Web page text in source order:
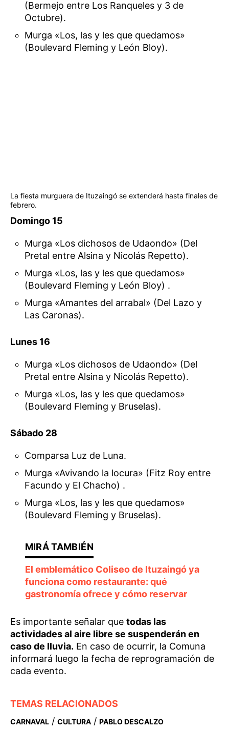
(Bermejo entre Los Ranqueles y 3 de
Octubre).
Murga «Los, las y les que quedamos»
(Boulevard Fleming y León Bloy).
La fiesta murguera de Ituzaingó se extenderá hasta finales de
febrero.
Domingo 15
Murga «Los dichosos de Udaondo» (Del
Pretal entre Alsina y Nicolás Repetto).
Murga «Los, las y les que quedamos»
(Boulevard Fleming y León Bloy) .
Murga «Amantes del arrabal» (Del Lazo y
Las Caronas).
Lunes 16
Murga «Los dichosos de Udaondo» (Del
Pretal entre Alsina y Nicolás Repetto).
Murga «Los, las y les que quedamos»
(Boulevard Fleming y Bruselas).
Sábado 28
Comparsa Luz de Luna.
Murga «Avivando la locura» (Fitz Roy entre
Facundo y El Chacho) .
Murga «Los, las y les que quedamos»
(Boulevard Fleming y Bruselas).
El emblemático Coliseo de Ituzaingó ya
funciona como restaurante: qué
gastronomía ofrece y cómo reservar
Es importante señalar que todas las
actividades al aire libre se suspenderán en
caso de lluvia. En caso de ocurrir, la Comuna
informará luego la fecha de reprogramación de
cada evento.
TEMAS RELACIONADOS
CARNAVAL / CULTURA / PABLO DESCALZO